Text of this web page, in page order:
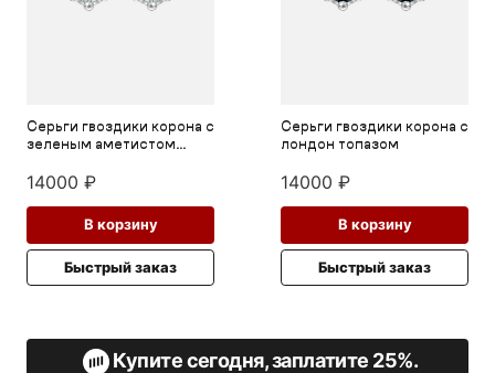
Серьги гвоздики корона с
зеленым аметистом
14000 ₽
В корзину
Быстрый заказ
Серьги гвоздики корона с
лондон топазом
14000 ₽
В корзину
Быстрый заказ
Купите сегодня, заплатите 25%.